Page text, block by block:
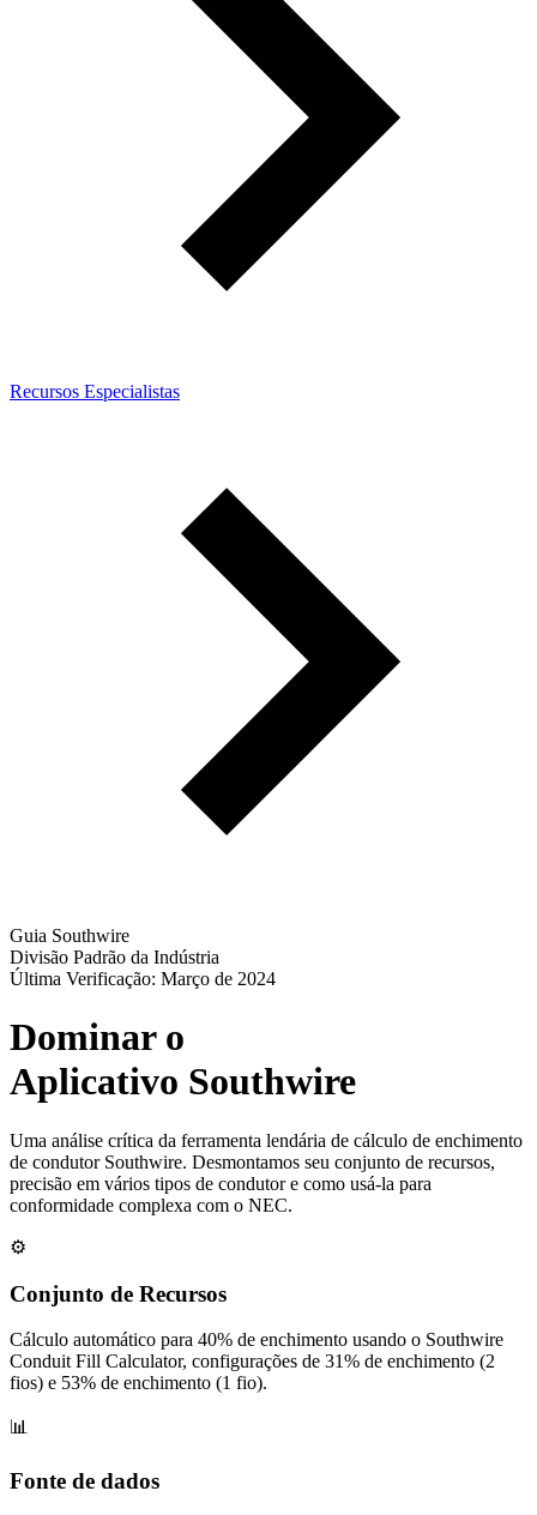
Recursos Especialistas
Guia Southwire
Divisão Padrão da Indústria
Última Verificação: Março de 2024
Dominar o
Aplicativo Southwire
Uma análise crítica da ferramenta lendária de cálculo de enchimento
de condutor Southwire. Desmontamos seu conjunto de recursos,
precisão em vários tipos de condutor e como usá-la para
conformidade complexa com o NEC.
⚙️
Conjunto de Recursos
Cálculo automático para 40% de enchimento usando o Southwire
Conduit Fill Calculator, configurações de 31% de enchimento (2
fios) e 53% de enchimento (1 fio).
📊
Fonte de dados